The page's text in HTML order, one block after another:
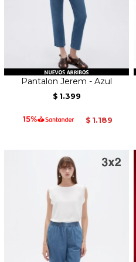
Pantalon Jerem - Azul
$ 1.399
$ 1.189